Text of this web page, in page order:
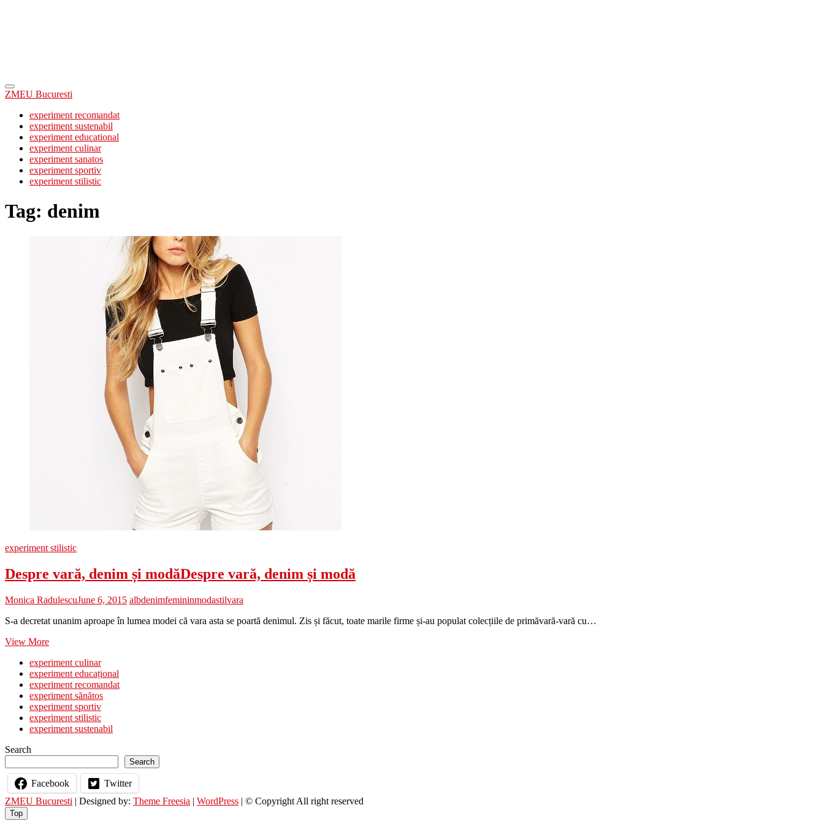
ZMEU Bucuresti
experiment recomandat
experiment sustenabil
experiment educational
experiment culinar
experiment sanatos
experiment sportiv
experiment stilistic
Tag: denim
experiment stilistic
Despre vară, denim și modăDespre vară, denim și modă
Monica RadulescuJune 6, 2015 albdenimfemininmodastilvara
S-a decretat unanim aproape în lumea modei că vara asta se poartă denimul. Zis și făcut, toate marile firme și-au populat colecțiile de primăvară-vară cu…
View MoreDespre
denim
și
modăDespre
vară,
denim
și
modă
experiment culinar
experiment educațional
experiment recomandat
experiment sănătos
experiment sportiv
experiment stilistic
experiment sustenabil
Search
Search
Facebook
Twitter
ZMEU Bucuresti | Designed by: Theme Freesia | WordPress | © Copyright All right reserved
Top